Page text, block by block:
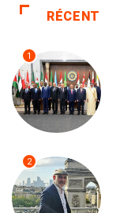
RÉCENT
1
2